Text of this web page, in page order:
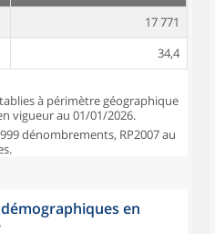
17 771
34,4
à périmètre géographique
vigueur au 01/01/2026.
dénombrements, RP2007 au
en